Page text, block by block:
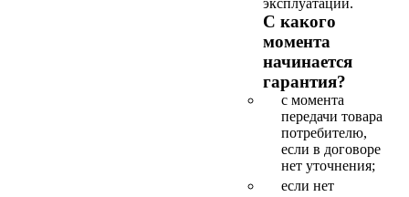
эксплуатации.
С какого
момента
начинается
гарантия?
с момента
передачи товара
потребителю,
если в договоре
нет уточнения;
если нет